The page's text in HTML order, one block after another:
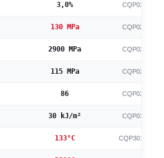
3,0% CQP036-2 /
130 MPa CQP027-2 /
2900 MPa CQP027-2 /
115 MPa CQP028-5 /
86 CQP023-1 /
30 kJ/m² CQP038-2 /
133°C CQP301-5 /